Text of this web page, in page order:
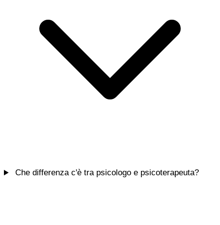
Che differenza c'è tra psicologo e psicoterapeuta?